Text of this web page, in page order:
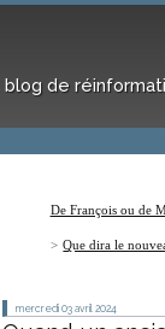
blog de
De François ou de
Que dira le
mercredi 03 avril 2024